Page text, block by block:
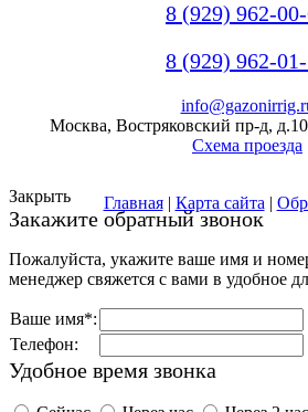
8 (929) 962-
8 (929) 962-
Москва, Востряковский пр-д,
Схема проезда
Главная| Карта сайта |
Закрыть
Закажите обратный звонок
Пожалуйста, укажите ваше имя и
менеджер свяжется с вами в удобное
Ваше имя*:
Телефон:
Удобное время звонка